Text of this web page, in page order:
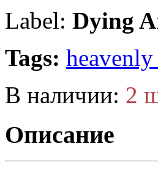
Label: Dying
Tags:
В наличии: 2
Описание